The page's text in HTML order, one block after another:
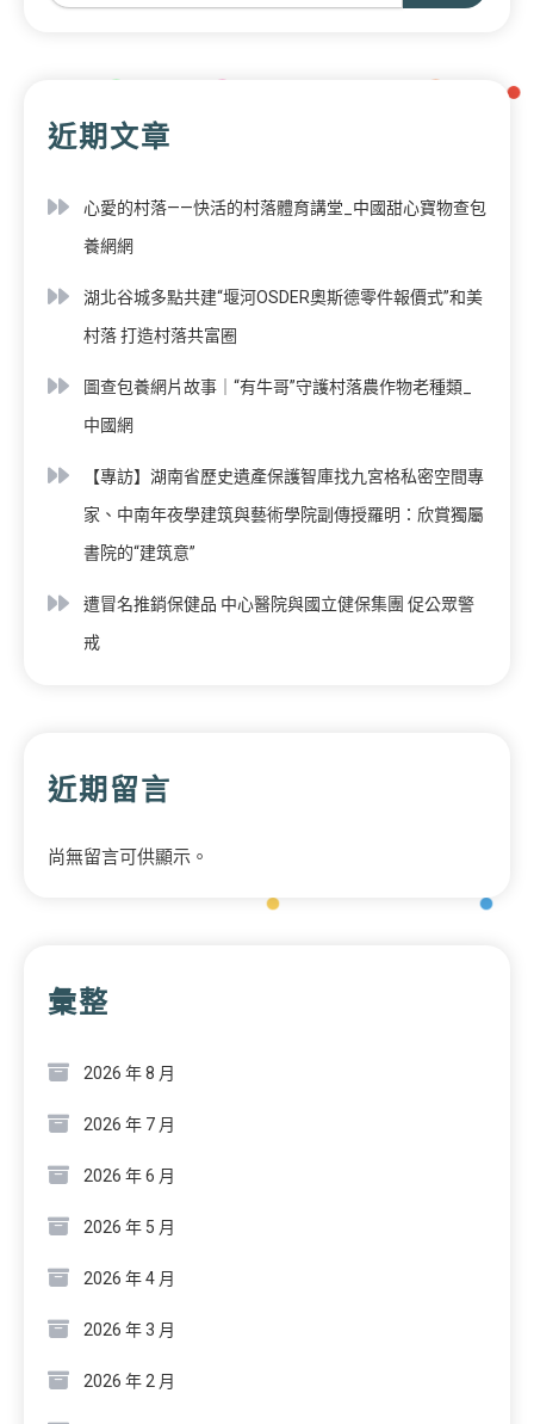
近期文章
心愛的村落——快活的村落體育講堂_中國甜心寶物查包
養網網
湖北谷城多點共建“堰河OSDER奧斯德零件報價式”和美
村落 打造村落共富圈
圖查包養網片故事｜“有牛哥”守護村落農作物老種類_
中國網
【專訪】湖南省歷史遺產保護智庫找九宮格私密空間專
家、中南年夜學建筑與藝術學院副傳授羅明：欣賞獨屬
書院的“建筑意”
遭冒名推銷保健品 中心醫院與國立健保集團 促公眾警
戒
近期留言
尚無留言可供顯示。
彙整
2026 年 8 月
2026 年 7 月
2026 年 6 月
2026 年 5 月
2026 年 4 月
2026 年 3 月
2026 年 2 月